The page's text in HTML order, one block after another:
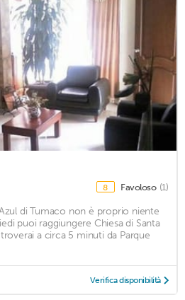
8 Favoloso (1)
di Tumaco non è proprio niente
puoi raggiungere Chiesa di Santa
a circa 5 minuti da Parque
Verifica disponibilità